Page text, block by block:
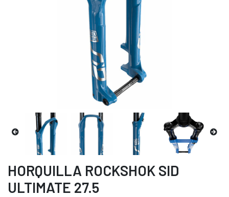
HORQUILLA ROCKSHOK SID
ULTIMATE 27.5